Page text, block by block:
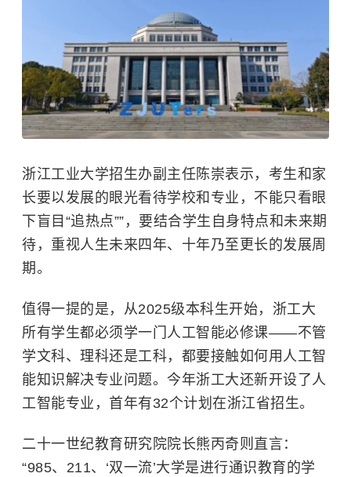
浙江工业大学招生办副主任陈崇表示，考生和家
长要以发展的眼光看待学校和专业，不能只看眼
下盲目“追热点””，要结合学生自身特点和未来期
待，重视人生未来四年、十年乃至更长的发展周
期。
值得一提的是，从2025级本科生开始，浙工大
所有学生都必须学一门人工智能必修课——不管
学文科、理科还是工科，都要接触如何用人工智
能知识解决专业问题。今年浙工大还新开设了人
工智能专业，首年有32个计划在浙江省招生。
二十一世纪教育研究院院长熊丙奇则直言：
“985、211、‘双一流’大学是进行通识教育的学